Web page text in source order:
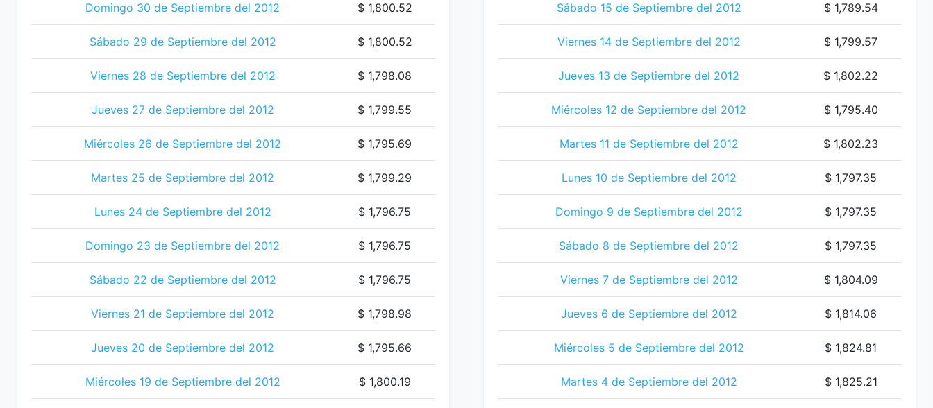
Domingo 30 de Septiembre del 2012 $ 1,800.52
Sábado 29 de Septiembre del 2012 $ 1,800.52
Viernes 28 de Septiembre del 2012 $ 1,798.08
Jueves 27 de Septiembre del 2012 $ 1,799.55
Miércoles 26 de Septiembre del 2012 $ 1,795.69
Martes 25 de Septiembre del 2012 $ 1,799.29
Lunes 24 de Septiembre del 2012 $ 1,796.75
Domingo 23 de Septiembre del 2012 $ 1,796.75
Sábado 22 de Septiembre del 2012 $ 1,796.75
Viernes 21 de Septiembre del 2012 $ 1,798.98
Jueves 20 de Septiembre del 2012 $ 1,795.66
Miércoles 19 de Septiembre del 2012 $ 1,800.19
Sábado 15 de Septiembre del 2012 $ 1,789.54
Viernes 14 de Septiembre del 2012 $ 1,799.57
Jueves 13 de Septiembre del 2012 $ 1,802.22
Miércoles 12 de Septiembre del 2012 $ 1,795.40
Martes 11 de Septiembre del 2012 $ 1,802.23
Lunes 10 de Septiembre del 2012 $ 1,797.35
Domingo 9 de Septiembre del 2012 $ 1,797.35
Sábado 8 de Septiembre del 2012 $ 1,797.35
Viernes 7 de Septiembre del 2012 $ 1,804.09
Jueves 6 de Septiembre del 2012 $ 1,814.06
Miércoles 5 de Septiembre del 2012 $ 1,824.81
Martes 4 de Septiembre del 2012 $ 1,825.21